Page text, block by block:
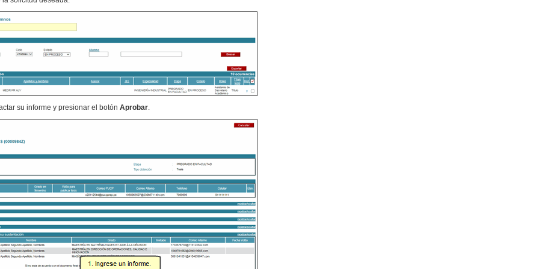
su informe y presionar el botón Aprobar.